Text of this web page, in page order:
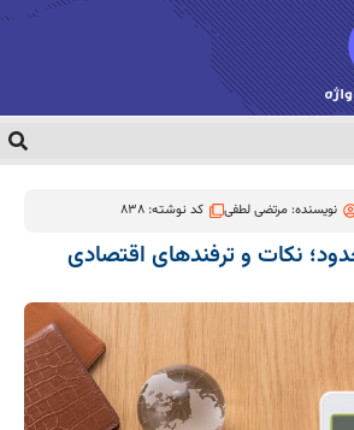
نویسنده:مرتضی لطفی کد نوشته: 838
نکات و ترفندهای اقتصادی